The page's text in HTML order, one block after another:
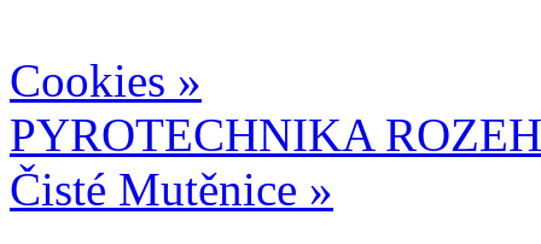
Cookies »
PYROTECHNIKA
Čisté Mutěnice »